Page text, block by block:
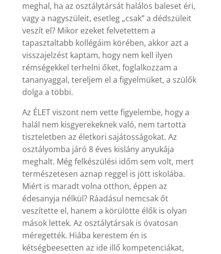
meghal, ha az osztálytársát halálos baleset éri,
vagy a nagyszüleit, esetleg „csak” a dédszüleit
veszít el? Mikor ezeket felvetettem a
tapasztaltabb kollégáim körében, akkor azt a
visszajelzést kaptam, hogy nem kell ilyen
rémségekkel terhelni őket, foglalkozzam a
tananyaggal, tereljem el a figyelmüket, a szülők
dolga a többi.
Az ÉLET viszont nem vette figyelembe, hogy a
halál nem kisgyerekeknek való, nem tartotta
tiszteletben az életkori sajátosságokat. Az
osztályomba járó 8 éves kislány anyukája
meghalt. Még felkészülési időm sem volt, mert
természetesen aznap reggel is jött iskolába.
Miért is maradt volna otthon, éppen az
édesanyja nélkül? Ráadásul nemcsak őt
veszítette el, hanem a körülötte élők is olyan
mások lettek. Az osztálytársak is óvatosan
méregették. Hiába kerestem én is
kétségbeesetten az ide illő kompetenciákat,